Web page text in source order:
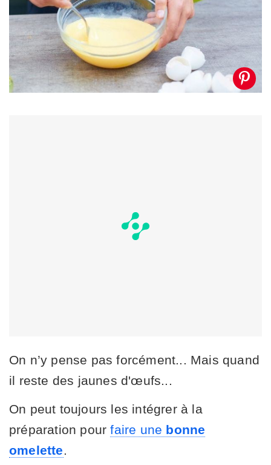
On n’y pense pas forcément... Mais quand
il reste des jaunes d'œufs...
On peut toujours les intégrer à la
préparation pourfaire une bonne
omelette